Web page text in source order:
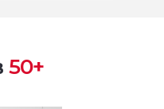
50+